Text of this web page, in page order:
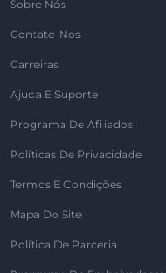
Sobre Nós
Contate-Nos
Carreiras
Ajuda E Suporte
Programa De Afiliados
Políticas De Privacidade
Termos E Condições
Mapa Do Site
Política De Parceria